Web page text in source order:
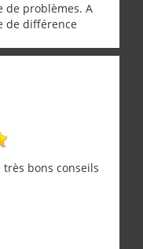
de problèmes. A
de différence
bons conseils